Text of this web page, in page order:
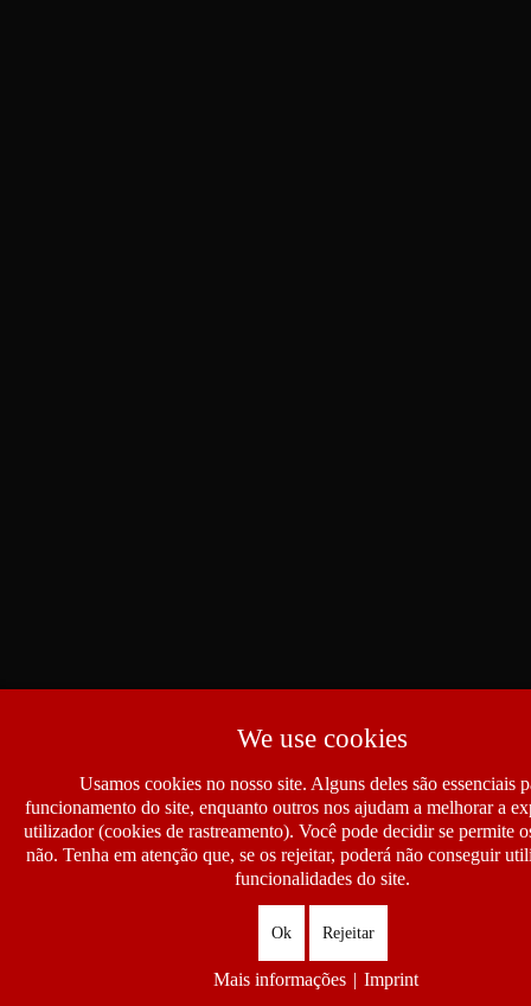
We use cookies
Usamos cookies no nosso site. Alguns deles são essenciais
funcionamento do site, enquanto outros nos ajudam a melhorar a
utilizador (cookies de rastreamento). Você pode decidir se permite
não. Tenha em atenção que, se os rejeitar, poderá não conseguir
funcionalidades do site.
Ok Rejeitar
Mais informações | Imprint